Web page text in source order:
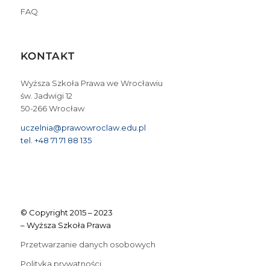
FAQ
KONTAKT
Wyższa Szkoła Prawa we Wrocławiu
św. Jadwigi 12
50-266 Wrocław
uczelnia@prawowroclaw.edu.pl
tel. +48 71 71 88 135
© Copyright 2015 – 2023
– Wyższa Szkoła Prawa
Przetwarzanie danych osobowych
Polityka prywatności